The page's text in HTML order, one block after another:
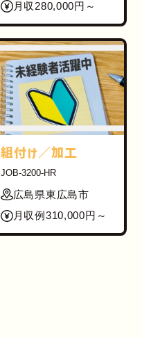
月収280,000円～
組付け／加工
JOB-3200-HR
広島県東広島市
月収例310,000円～